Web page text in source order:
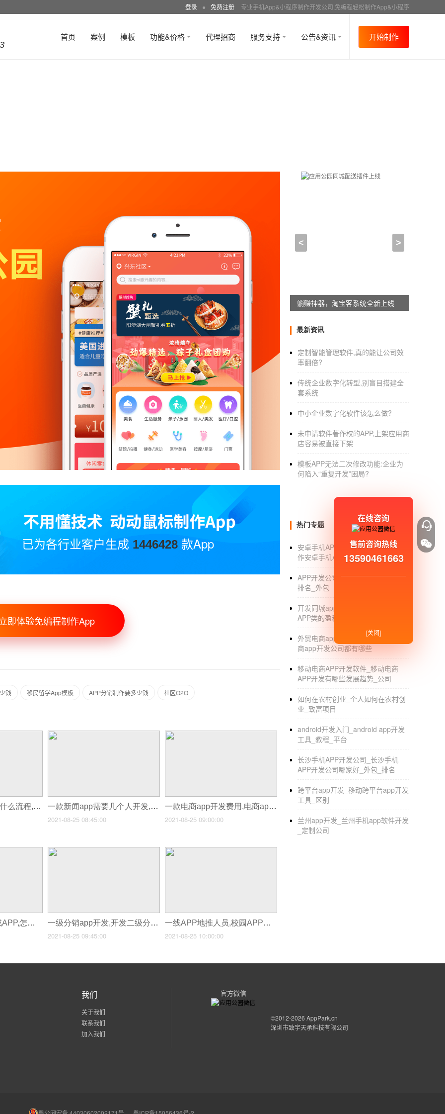
登录 ● 免费注册 专业手机App&小程序制作开发公司,免编程轻松制作App&小程序
首页 案例 模板 功能&价格 代理招商 服务支持 公告&资讯 开始制作
2021-03-14 18:45:00
网站封装APP是很简单的，而且免费。
额外多说一点，问题当中所提到的原生
桌面上，打开就进入网站，但是这个封装
而原生APP，是指不同移动操作系统（
免费建站APP_app可以私人制作
请问，呢些开发免费软件的人，怎么
如果你是手机软件开发
内肯花钱的用户太少，盗版太猖獗了，直接
是一个好例子。某些道具、物品要花钱买。
开个58同城招聘网站多少钱
其实，主要建站方案主要有两种，一种
另一种是部分模仿来制作,这种看实际具体需
有1万。
如果完全全新开发58同城这样的网站，
58同城从零几年发展至今已经10多年了
并且，近几年不但又增加开发了网站
免费建站APP_app可以私人制作
App开发者中展开成功的广告
的Temple Run或者麦当劳的Mouth Off。所
西。内容营销、有了这些创新的方法，消费
注册一个免费试用、下载一个手机优惠券、
已为各行业客户生成 1446428 款App
即体验免编程制作App
钱 移民留学App模板 APP分销制作要多少钱 社区O2O
一款新的app上线有什么流程,开发商城app并运营流程 一款新闻app需要几个人开发,springboot开发新闻app
2021-08-25 08:45:00
一款电商app开发费用,电商app开发问卷
2021-08-25 09:00:00
一段源代码怎么生成APP,怎么自己开发app 一级分销app开发,开发二级分销app是什么
2021-08-25 09:45:00
一线APP地推人员,校园APP如何开发
2021-08-25 10:00:00
< >
应用公园同城配送插件上线
最新资讯
定制智能管理软件,真的能让公司效
率翻倍?
传统企业数字化转型,别盲目搭建全
套系统
中小企业数字化软件该怎么做?
未申请软件著作权的APP,上架应用商
店容易被直接下架
模板APP无法二次修改功能:企业为
何陷入“重复开发”困局?
热门专题
安卓手机APP软件制作_如何免费制
作安卓手机APP软件_教程
APP开发公司_APP开发公司哪家好_
排名_外包
开发同城app怎样盈利_同城服务
APP类的盈利模式_前景
外贸电商app开发_外贸出口跨境电
商app开发公司都有哪些
移动电商APP开发软件_移动电商
APP开发有哪些发展趋势_公司
如何在农村创业_个人如何在农村创
业_致富项目
android开发入门_android app开发
工具_教程_平台
长沙手机APP开发公司_长沙手机
APP开发公司哪家好_外包_排名
跨平台app开发_移动跨平台app开发
工具_区别
兰州app开发_兰州手机app软件开发
_定制公司
我们
关于我们
联系我们
加入我们
官方微信
©2012-2026 AppPark.cn
深圳市致宇天承科技有限公司
在线咨询
售前咨询热线
13590461663
[关闭]